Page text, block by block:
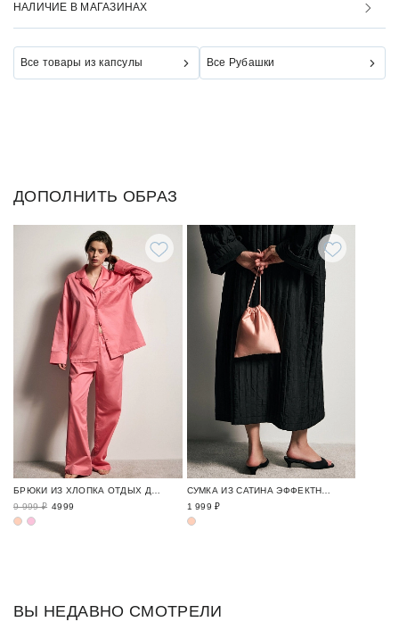
НАЛИЧИЕ В МАГАЗИНАХ
Все товары из капсулы Все Рубашки
ДОПОЛНИТЬ ОБРАЗ
БРЮКИ ИЗ ХЛОПКА ОТДЫХ ДОМА / LOUNGE TIME
9 999 ₽ 4999
СУМКА ИЗ САТИНА ЭФФЕКТНЫЕ ОБРАЗЫ / NEW YEAR EXPRESS
1 999 ₽
ВЫ НЕДАВНО СМОТРЕЛИ